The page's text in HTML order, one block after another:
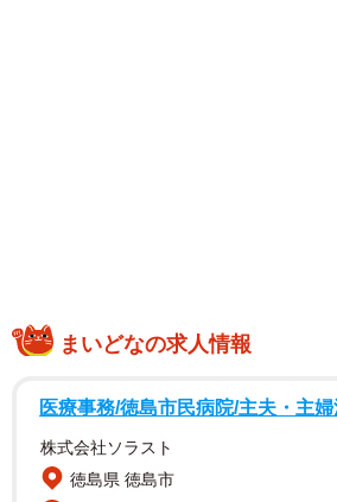
まいどなの求人情報
医療事務/徳島市民病院/主夫・主
株式会社ソラスト
徳島県 徳島市